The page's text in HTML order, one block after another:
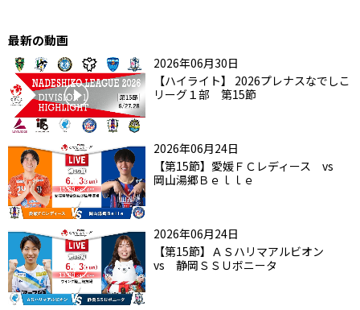
最新の動画
2026年06月30日
【ハイライト】 2026プレナスなでしこ
リーグ１部 第15節
2026年06月24日
【第15節】愛媛ＦＣレディース vs
岡山湯郷Ｂｅｌｌｅ
2026年06月24日
【第15節】ＡＳハリマアルビオン
vs 静岡ＳＳＵボニータ